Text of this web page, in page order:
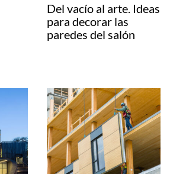
Del vacío al arte. Ideas
para decorar las
paredes del salón